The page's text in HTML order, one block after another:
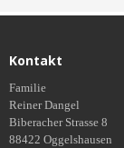
Kontakt
Familie
Reiner Dangel
Biberacher Strasse 8
88422 Oggelshausen